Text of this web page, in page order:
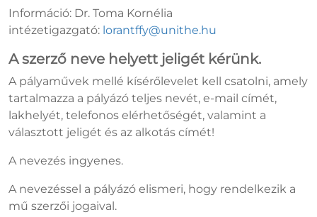
Információ: Dr. Toma Kornélia
intézetigazgató: lorantffy@unithe.hu
A szerző neve helyett jeligét kérünk.
A pályaművek mellé kísérőlevelet kell csatolni, amely
tartalmazza a pályázó teljes nevét, e-mail címét,
lakhelyét, telefonos elérhetőségét, valamint a
választott jeligét és az alkotás címét!
A nevezés ingyenes.
A nevezéssel a pályázó elismeri, hogy rendelkezik a
mű szerzői jogaival.